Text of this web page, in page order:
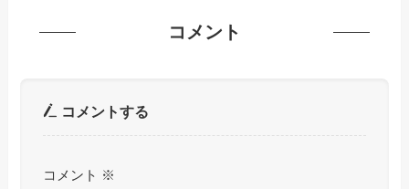
コメント
コメントする
コメント ※